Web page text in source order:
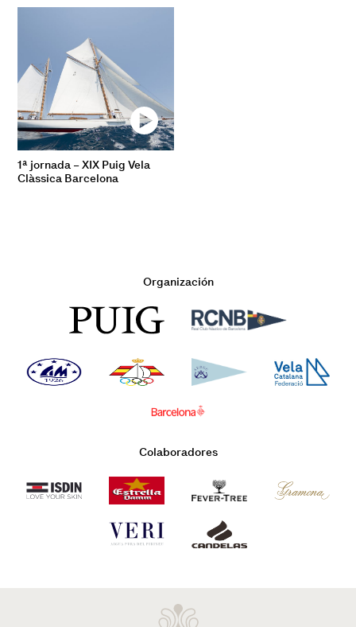
1ª jornada – XIX Puig Vela
Clàssica Barcelona
Organización
Colaboradores